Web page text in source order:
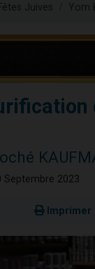
Juives Yom
Septembre 2023
Imprimer